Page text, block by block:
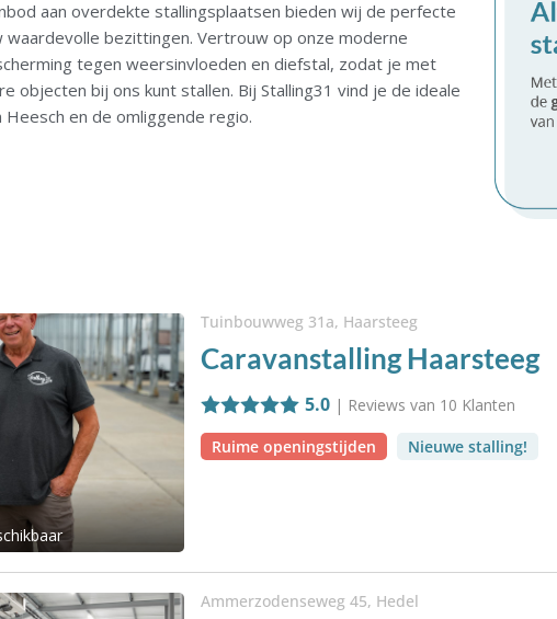
aan overdekte stallingsplaatsen bieden wij de perfecte
waardevolle bezittingen. Vertrouw op onze moderne
tegen weersinvloeden en diefstal, zodat je met
objecten bij ons kunt stallen. Bij Stalling31 vind je de ideale
en de omliggende regio.
Tuinbouwweg 31a, Haarsteeg
Caravanstalling Haarsteeg
5.0| Reviews van 10 Klanten
Ruime openingstijden
Nieuwe stalling!
Ammerzodenseweg 45, Hedel